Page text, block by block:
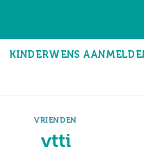
KINDERWENS
VRIENDEN
vtti